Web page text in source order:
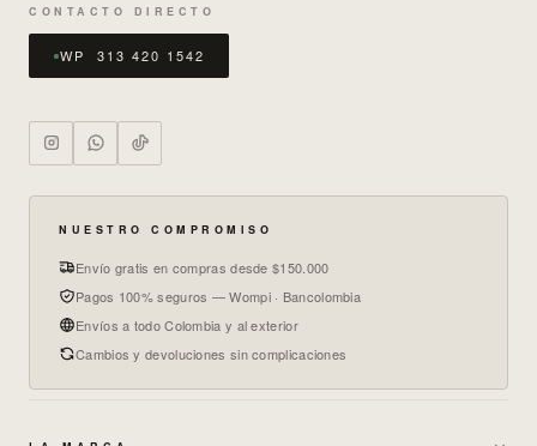
CONTACTO DIRECTO
WP 313 420 1542
NUESTRO COMPROMISO
Envío gratis en compras desde $150.000
Pagos 100% seguros — Wompi · Bancolombia
Envíos a todo Colombia y al exterior
Cambios y devoluciones sin complicaciones